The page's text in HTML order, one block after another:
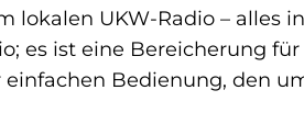
lokalen UKW-Radio – alles
es ist eine Bereicherung
einfachen Bedienung, den